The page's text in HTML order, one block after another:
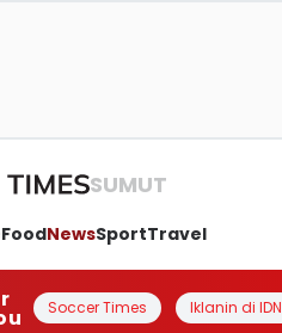
SUMUT
FoodNewsSportTravel
Soccer Times Iklanin di IDN